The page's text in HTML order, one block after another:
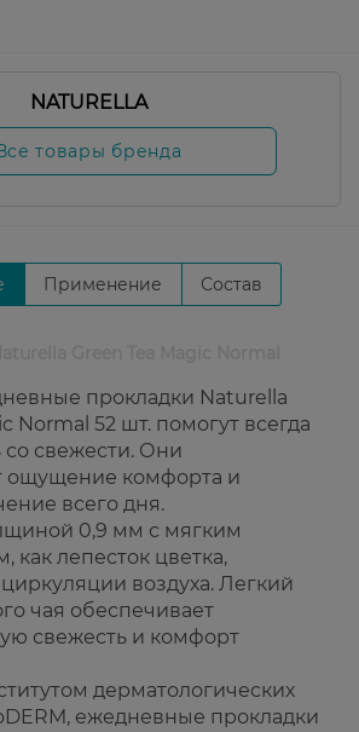
NATURELLA
товары бренда
Применение Состав
прокладки Naturella
Normal 52 шт. помогут всегда
со свежести. Они
ощущение комфорта и
всего дня.
0,9 мм с мягким
как лепесток цветка,
воздуха. Легкий
чая обеспечивает
свежесть и комфорт
дерматологических
ежедневные прокладки